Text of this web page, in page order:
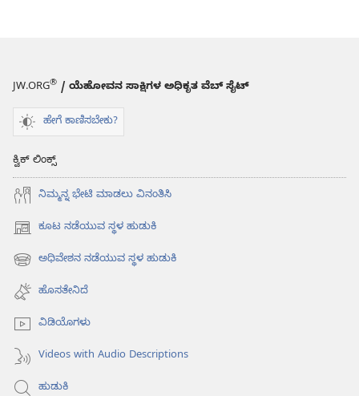
JW.ORG® / ಯೆಹೋವನ ಸಾಕ್ಷಿಗಳ ಅಧಿಕೃತ ವೆಬ್ ಸೈಟ್
ಹೇಗೆ ಕಾಣಿಸಬೇಕು?
ಕ್ವಿಕ್ ಲಿಂಕ್ಸ್
ನಿಮ್ಮನ್ನ ಭೇಟಿ ಮಾಡಲು ವಿನಂತಿಸಿ
ಕೂಟ ನಡೆಯುವ ಸ್ಥಳ ಹುಡುಕಿ
(opens
new
window)
ಅಧಿವೇಶನ ನಡೆಯುವ ಸ್ಥಳ ಹುಡುಕಿ
(opens
new
window)
ಹೊಸತೇನಿದೆ
ವಿಡಿಯೊಗಳು
Videos with Audio Descriptions
ಹುಡುಕಿ